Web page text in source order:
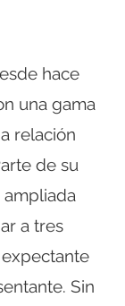
hace
una gama
relación
de su
a tres
Sin